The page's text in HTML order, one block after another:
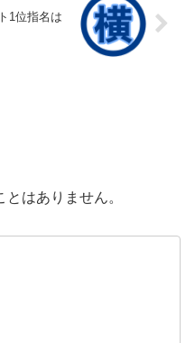
1位指名は
はありません。